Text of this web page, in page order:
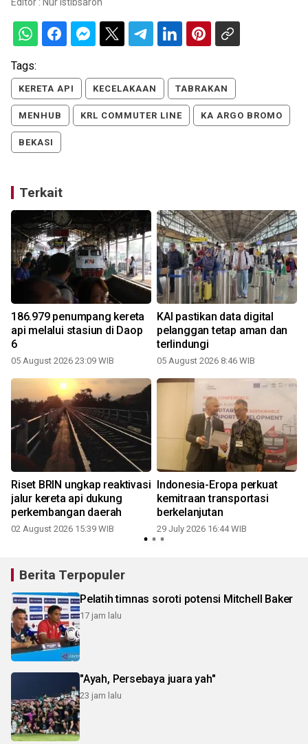
Tags:
KERETA API KECELAKAAN TABRAKAN
MENHUB KRL COMMUTER LINE KA ARGO BROMO
BEKASI
Terkait
186.979 penumpang kereta
api melalui stasiun di Daop
6
05 August 2026 23:09 WIB
KAI pastikan data digital
pelanggan tetap aman dan
terlindungi
05 August 2026 8:46 WIB
Riset BRIN ungkap reaktivasi
jalur kereta api dukung
perkembangan daerah
02 August 2026 15:39 WIB
Indonesia-Eropa perkuat
kemitraan transportasi
berkelanjutan
29 July 2026 16:44 WIB
Berita Terpopuler
Pelatih timnas soroti potensi Mitchell Baker
17 jam lalu
"Ayah, Persebaya juara yah"
23 jam lalu